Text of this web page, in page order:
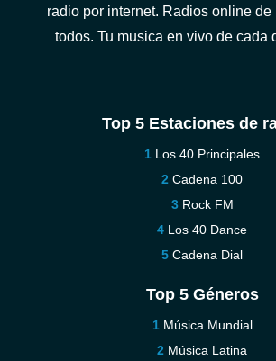
radio por internet. Radios online de
todos. Tu musica en vivo de cada
Top 5 Estaciones de
Los 40 Principales
Cadena 100
Rock FM
Los 40 Dance
Cadena Dial
Top 5 Géneros
Música Mundial
Música Latina